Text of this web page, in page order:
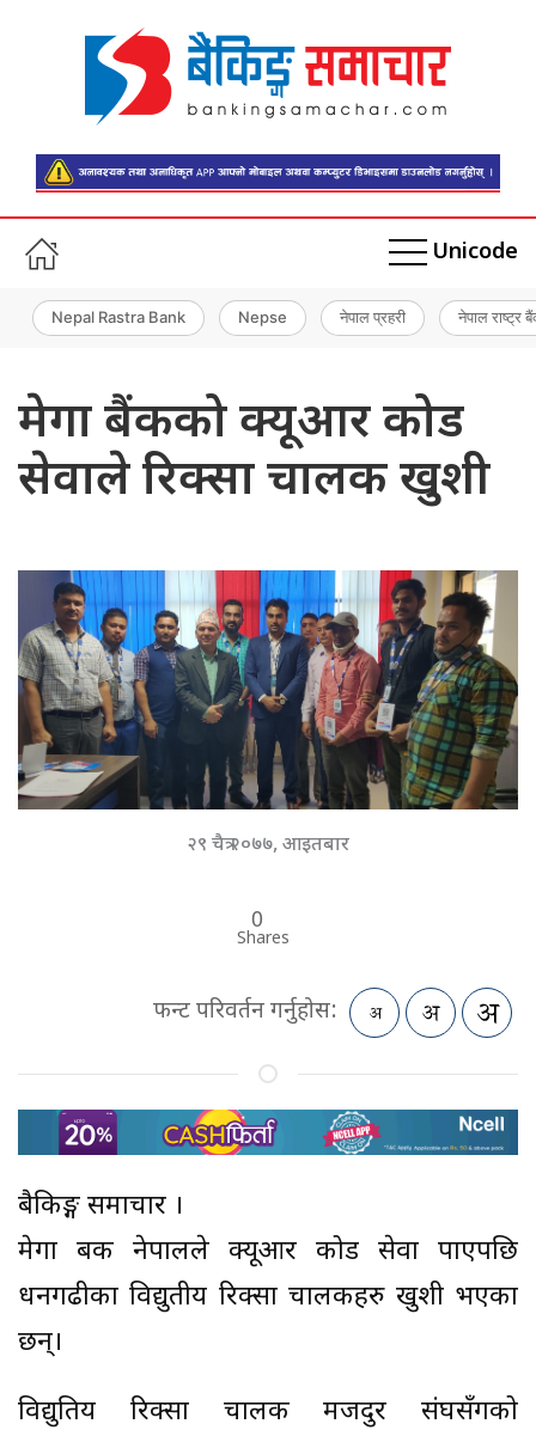
Unicode
Nepal Rastra Bank Nepse नेपाल प्रहरी नेपाल राष्ट्र
मेगा बैंकको क्यूआर कोड
सेवाले रिक्सा चालक खुशी
२९ चैत्र २०७७, आइतबार
0
Shares
फन्ट परिवर्तन गर्नुहोस:
बैकिङ्ग समाचार ।
मेगा बैंक नेपालले क्यूआर कोड सेवा पाएपछि
धनगढीका विद्युतीय रिक्सा चालकहरु खुशी भएका
छन्।
विद्युतिय रिक्सा चालक मजदुर संघसँगको